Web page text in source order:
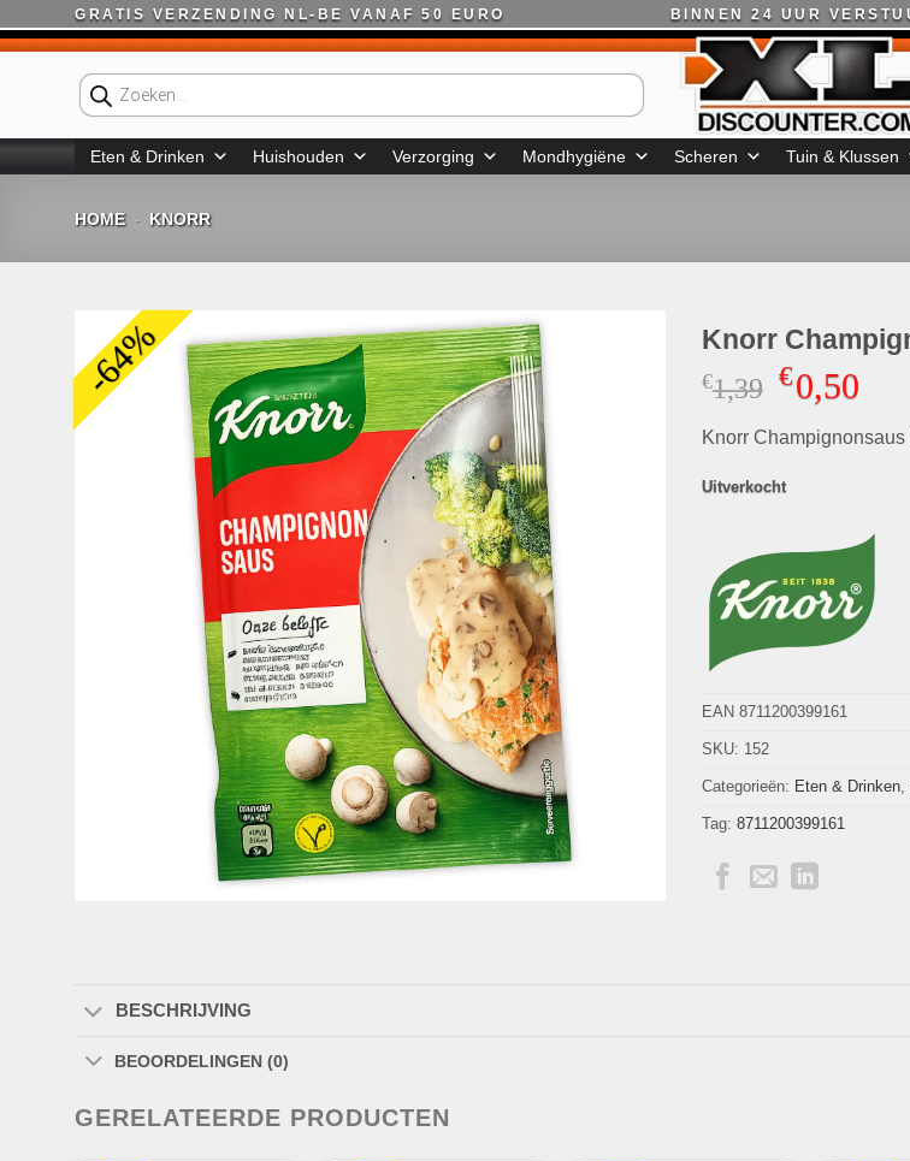
naar
GRATIS VERZENDING NL-BE VANAF 50 EURO BINNEN 24 UUR
Producten
zoeken
Eten & Drinken Huishouden Verzorging Mondhygiëne Scheren Tuin & Klussen
HOME - KNORR
-64% Knorr
€1,39
prijs
was:
€0,50
is:
Knorr Champignonsaus
Uitverkocht
EAN 8711200399161
SKU: 152
Categorieën: Eten & Drinken,
Tag: 8711200399161
BESCHRIJVING
BEOORDELINGEN (0)
GERELATEERDE PRODUCTEN